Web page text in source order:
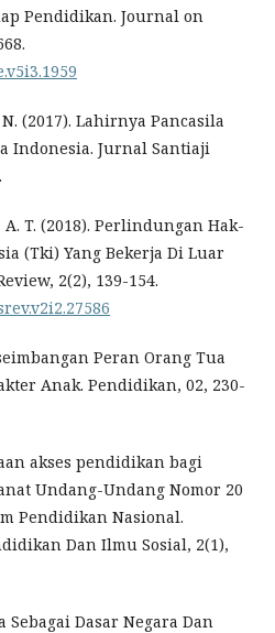
Pendidikan. Journal on
(2017). Lahirnya Pancasila
Indonesia. Jurnal Santiaji
T. (2018). Perlindungan Hak-
(Tki) Yang Bekerja Di Luar
2(2), 139-154.
Peran Orang Tua
Anak. Pendidikan, 02, 230-
akses pendidikan bagi
Undang-Undang Nomor 20
Pendidikan Nasional.
Dan Ilmu Sosial, 2(1),
Sebagai Dasar Negara Dan